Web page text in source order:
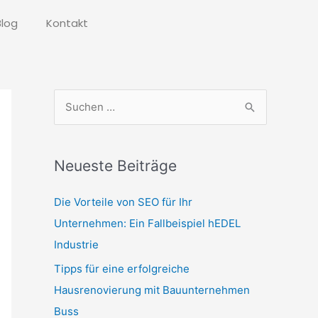
Kontakt
h
e
n
n
Neueste Beiträge
Die Vorteile von SEO für Ihr
Unternehmen: Ein Fallbeispiel hEDEL
Industrie
Tipps für eine erfolgreiche
Hausrenovierung mit Bauunternehmen
Buss